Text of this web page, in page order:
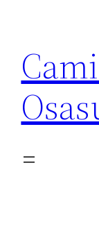
contenido